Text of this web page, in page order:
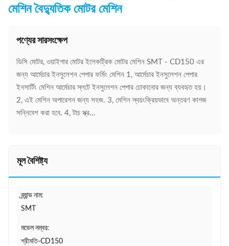
মেশিন বৈদ্যুতিক মোটর মেশিন
পণ্যের সারসংক্ষেপ
ডিসি মোটর, ওয়াইপার মোটর ইলেকট্রিক মোটর মেশিন SMT - CD150 এর
জন্য আর্মেচার ইনসুলেশন পেপার ফর্মিং মেশিন 1, আর্মেচার ইনসুলেশন পেপার
ইনসার্টিং মেশিন আর্মেচার স্লটে ইনসুলেশন পেপার ঢোকানোর জন্য ব্যবহৃত হয়।
2, এই মেশিন অপারেশন জন্য সহজ. 3, মেশিন স্বয়ংক্রিয়ভাবে অন্তরণ কাগজ
সন্নিবেশ করা হবে. 4, টাচ স্ক্র...
মূল বৈশিষ্ট্য
ব্র্যান্ড নাম:
SMT
মডেল নম্বর:
শ্রীমতি-CD150